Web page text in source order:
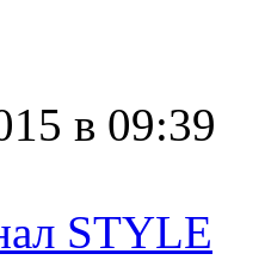
в 09:39
STYLE